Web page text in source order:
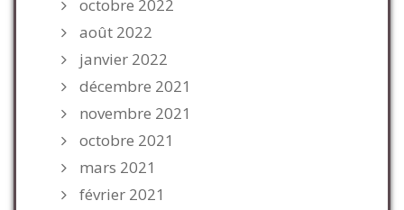
octobre 2022
août 2022
janvier 2022
décembre 2021
novembre 2021
octobre 2021
mars 2021
février 2021